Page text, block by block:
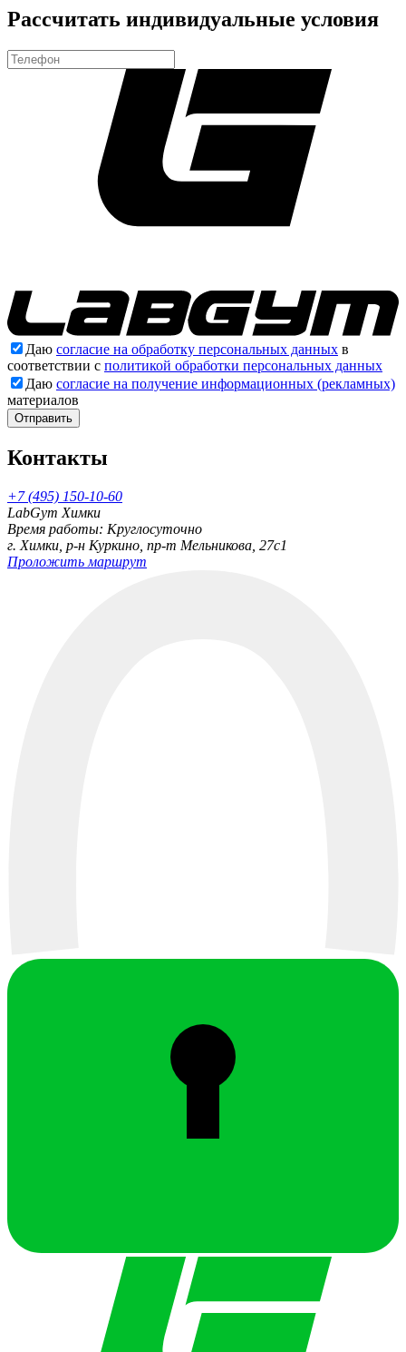
Рассчитать индивидуальные условия
Даю согласие на обработку персональных данных в
соответствии с политикой обработки персональных данных
Даю согласие на получение информационных (рекламных)
материалов
Отправить
Контакты
+7 (495) 150-10-60
LabGym Химки
Время работы: Круглосуточно
г. Химки, р-н Куркино, пр-т Мельникова, 27c1
Проложить маршрут